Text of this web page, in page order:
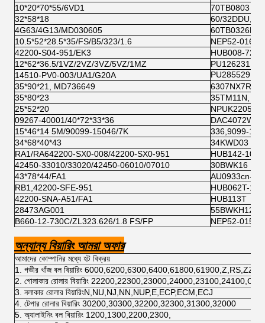
10*20*70*55/6VD1
70TB0803
32*58*18
60/32DDU,
4G63/4G13/MD030605
10.5*52*28.5*35/FS/B5/323/1.6
NEP52-016B-
42200-S04-951/EK3
HUB008-72
12*62*36.5/1VZ/2VZ/3VZ/5VZ/1MZ
PU126231
14510-PV0-003/UA1/G20A
PU285529
35*90*21, MD736649
6307NX7R,
35*80*23
35TM11N,
25*52*20
NPUK2205,
09267-40001/40*72*33*36
DAC4072W-
15*46*14 5M/90099-15046/7K
336,9099-
34*68*40*43
34KWD03
RA1/RA642200-SX0-008/42200-SX0-951
HUB142-
42450-33010/33020/42450-06010/07010
30BWK16
43*78*44/FA1
AU0933cn-
RB1,42200-SFE-951
HUB062T-11
42200-SNA-A51/FA1
HUB113T
28473AG001
55BWKH12
B660-12-730C/ZL323.626/1.8 FS/FP
NEP52-015B
অন্যান্য বিয়ারিং আমরা অফার
আমাদের কোম্পানির মধ্যে হট বিক্রয়
1. গভীর খাঁজ বল বিয়ারিং
2. গোলাকার রোলার বিয়ারিং
3. নলাকার রোলার বিয়ারিংN,NU,NJ,NN,NUP,E,ECP,ECM,ECJ
4. টেপার রোলার বিয়ারিং 30200,30300,32200,32300,31300,32000
5. অ্যালাইনিং বল বিয়ারিং 1200,1300,2200,2300,